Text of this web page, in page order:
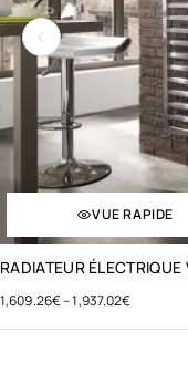
VUE RAPIDE
RADIATEUR
1,609.26€–1,937.02€